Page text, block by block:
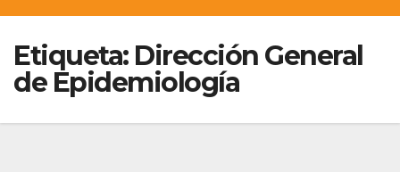
Etiqueta: Dirección General
de Epidemiología